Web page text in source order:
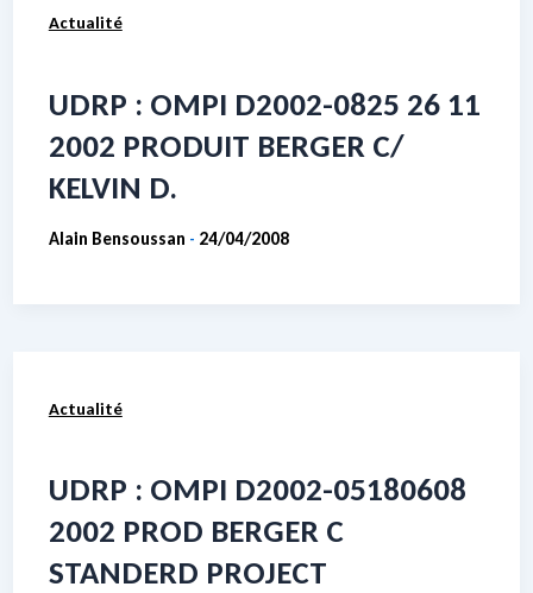
Actualité
UDRP : OMPI D2002-0825 26 11
2002 PRODUIT BERGER C/
KELVIN D.
Alain Bensoussan - 24/04/2008
Actualité
UDRP : OMPI D2002-05180608
2002 PROD BERGER C
STANDERD PROJECT